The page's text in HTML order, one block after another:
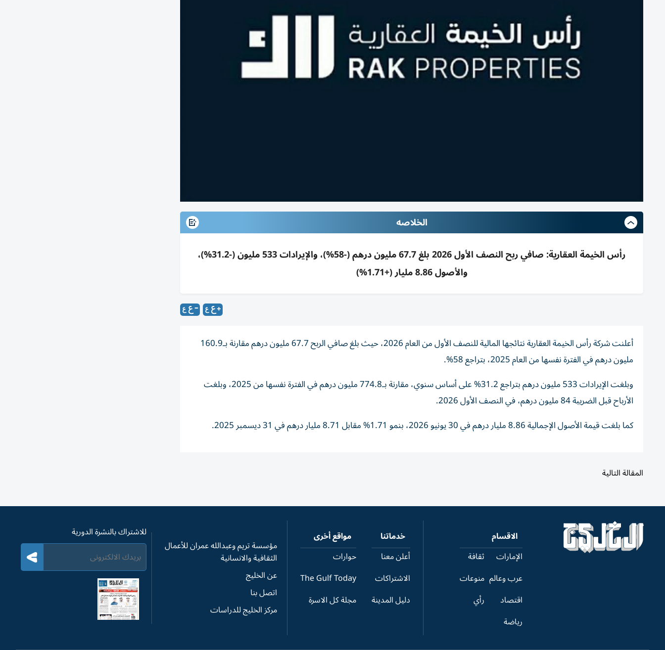
الخلاصه
رأس الخيمة العقارية: صافي ربح النصف الأول 2026 بلغ 67.7 مليون درهم (-58%)، والإيرادات 533 مليون (-31.2%)،
والأصول 8.86 مليار (+1.71%)
أعلنت شركة رأس الخيمة العقارية نتائجها المالية للنصف الأول من العام 2026، حيث بلغ صافي الربح 67.7 مليون درهم مقارنة بـ160.9
مليون درهم في الفترة نفسها من العام 2025، بتراجع 58%.
وبلغت الإيرادات 533 مليون درهم بتراجع 31.2% على أساس سنوي، مقارنة بـ774.8 مليون درهم في الفترة نفسها من 2025، وبلغت
الأرباح قبل الضريبة 84 مليون درهم، في النصف الأول 2026.
كما بلغت قيمة الأصول الإجمالية 8.86 مليار درهم في 30 يونيو 2026، بنمو 1.71% مقابل 8.71 مليار درهم في 31 ديسمبر 2025.
المقالة التالية
الاقسام
الإمارات
عرب وعالم
اقتصاد
رياضة
ثقافة
منوعات
رأي
خدماتنا
أعلن معنا
الاشتراكات
دليل المدينة
مواقع أخرى
حوارات
The Gulf Today
مجلة كل الاسرة
مؤسسة تريم وعبدالله عمران للأعمال
الثقافية والانسانية
عن الخليج
اتصل بنا
مركز الخليج للدراسات
للاشتراك بالنشرة الدورية